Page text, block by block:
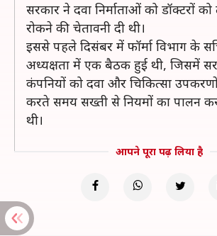
सरकार ने दवा निर्माताओं को डॉक्टरों
रोकने की चेतावनी दी थी।
इससे पहले दिसंबर में फॉर्मा विभाग के
अध्यक्षता में एक बैठक हुई थी, जिसमें
कंपनियों को दवा और चिकित्सा उपकरणों
करते समय सख्ती से नियमों का पालन
थी।
आपने पूरा पढ़ लिया है